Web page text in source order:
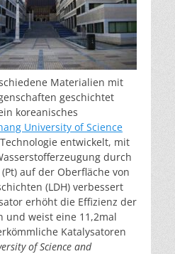
Materialien mit
geschichtet
koreanisches
University of Science
entwickelt, mit
durch
auf der Oberfläche von
(LDH) verbessert
erhöht die Effizienz der
und weist eine 11,2mal
Katalysatoren
of Science and